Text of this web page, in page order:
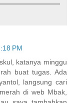
PM
katanya minggu
buat tugas. Ada
langsung cari
di web Mbak,